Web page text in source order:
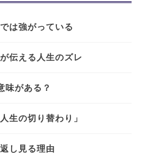
は強がっている
伝える人生のズレ
味がある？
生の切り替わり」
し見る理由